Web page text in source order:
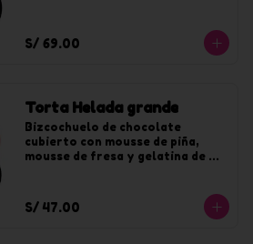
S/ 69.00
Torta Helada grande
Bizcochuelo de chocolate
cubierto con mousse de piña,
mousse de fresa y gelatina de
S/ 47.00